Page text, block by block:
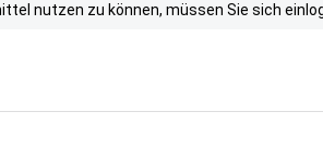
nutzen zu können, müssen Sie sich